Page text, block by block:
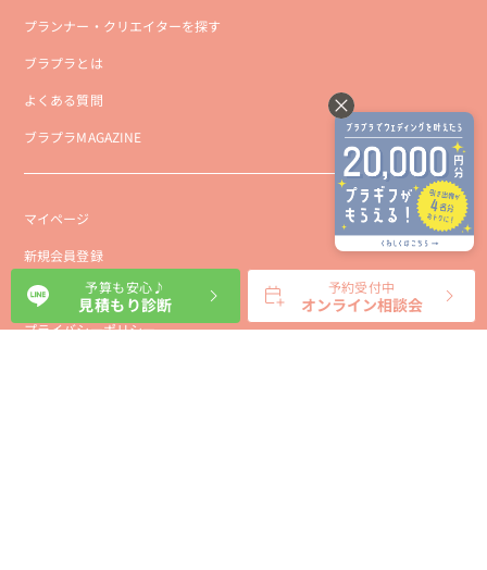
プランナー・クリエイターを探す
ブラプラとは
よくある質問
ブラプラMAGAZINE
マイページ
新規会員登録
会社概要
プライバシーポリシー
予算も安心♪
見積もり診断
予約受付中
オンライン相談会